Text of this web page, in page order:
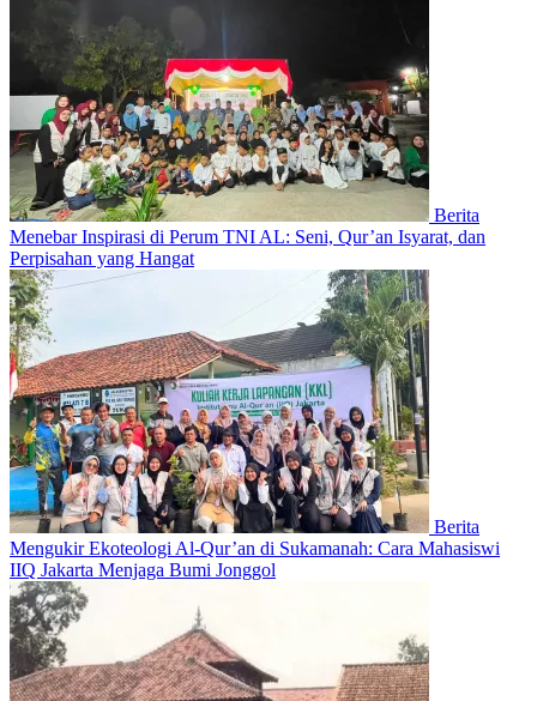
Berita
Menebar Inspirasi di Perum TNI AL: Seni, Qur’an Isyarat, dan
Perpisahan yang Hangat
Berita
Mengukir Ekoteologi Al-Qur’an di Sukamanah: Cara Mahasiswi
IIQ Jakarta Menjaga Bumi Jonggol